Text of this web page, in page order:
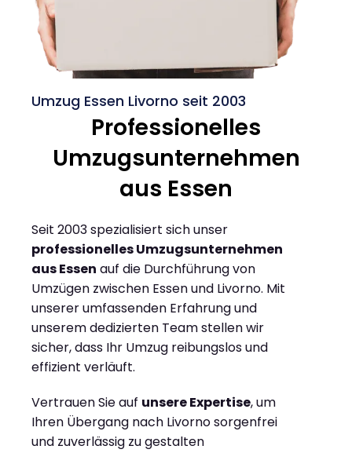
Umzug Essen Livorno seit 2003
Professionelles
Umzugsunternehmen
aus Essen
Seit 2003 spezialisiert sich unser
professionelles Umzugsunternehmen
aus Essen auf die Durchführung von
Umzügen zwischen Essen und Livorno. Mit
unserer umfassenden Erfahrung und
unserem dedizierten Team stellen wir
sicher, dass Ihr Umzug reibungslos und
effizient verläuft.
Vertrauen Sie auf unsere Expertise, um
Ihren Übergang nach Livorno sorgenfrei
und zuverlässig zu gestalten